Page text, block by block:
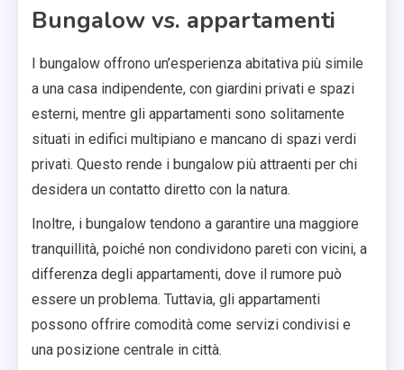
Bungalow vs. appartamenti
I bungalow offrono un’esperienza abitativa più simile
a una casa indipendente, con giardini privati e spazi
esterni, mentre gli appartamenti sono solitamente
situati in edifici multipiano e mancano di spazi verdi
privati. Questo rende i bungalow più attraenti per chi
desidera un contatto diretto con la natura.
Inoltre, i bungalow tendono a garantire una maggiore
tranquillità, poiché non condividono pareti con vicini, a
differenza degli appartamenti, dove il rumore può
essere un problema. Tuttavia, gli appartamenti
possono offrire comodità come servizi condivisi e
una posizione centrale in città.